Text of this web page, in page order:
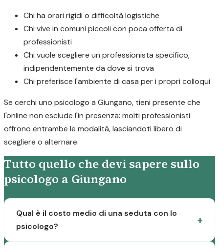
Chi ha orari rigidi o difficoltà logistiche
Chi vive in comuni piccoli con poca offerta di
professionisti
Chi vuole scegliere un professionista specifico,
indipendentemente da dove si trova
Chi preferisce l'ambiente di casa per i propri colloqui
Se cerchi uno psicologo a Giungano, tieni presente che
l'online non esclude l'in presenza: molti professionisti
offrono entrambe le modalità, lasciandoti libero di
scegliere o alternare.
Tutto quello che devi sapere sullo
psicologo a Giungano
Qual è il costo medio di una seduta con lo
psicologo?